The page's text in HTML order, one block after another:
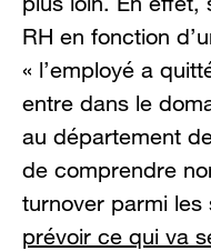
RH en fonction
« l’employé a
entre dans le
au département
de comprendre
turnover parmi les
prévoir ce qui va